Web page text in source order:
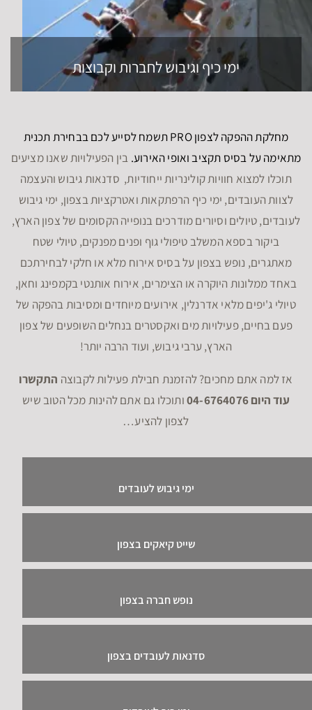
ימי כיף וגיבוש לחברות וקבוצות
מחלקת ההפקה לצפון PRO תשמח לסייע לכם בבחירת תכנית
מתאימה על בסיס תקציב ואופי האירוע. בין הפעילויות שאנו מציעים
תוכלו למצוא חוויות קולינריות ייחודיות, סדנאות גיבוש והעצמה
לצוות העובדים, ימי כיף הרפתקאות ואטרקציות בצפון, ימי גיבוש
לעובדים, טיולים וסיורים מודרכים בנופייה הקסומים של צפון הארץ,
ביקור בספא המשלב טיפולי גוף ופנים מפנקים, טיולי שטח
מאתגרים, נופש בצפון על בסיס אירוח מלא או חלקי לבחירתכם
באחד ממלונות היוקרה או הצימרים, אירוח אותנטי בקמפינג וחאן,
טיולי ג'יפים מלאי אדרנלין, אירועים מיוחדים ומסיבות בהפקה של
פעם בחיים, פעילויות מים ואקסטרים בנחלים השופעים של צפון
הארץ, ערבי גיבוש, ועוד הרבה יותר!
אז למה אתם מחכים? להזמנת חבילת פעילות לקבוצה התקשרו
עוד היום 04-6764076
ותוכלו גם אתם להינות מכל הטוב שיש
לצפון להציע…
ימי גיבוש לעובדים
שייט קיאקים בצפון
נופש חברה בצפון
סדנאות לעובדים בצפון